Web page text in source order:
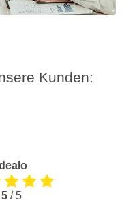
Kunden:
5/ 5